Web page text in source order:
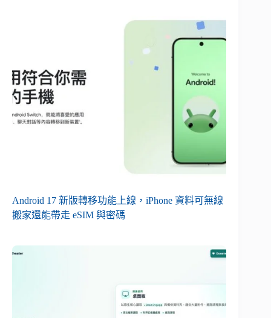
Android 17 新版轉移功能上線，iPhone 資料可無線
搬家還能帶走 eSIM 與密碼